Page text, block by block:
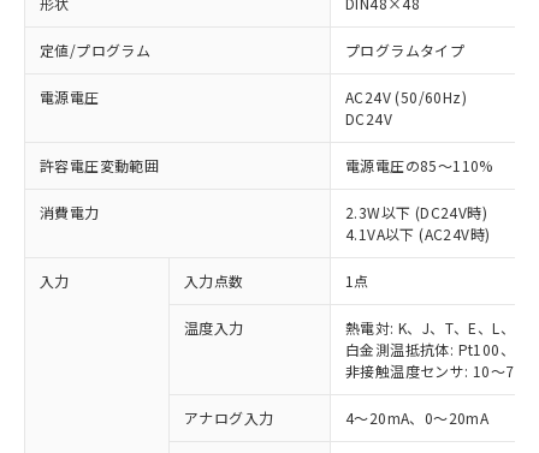
定値/プログラム プログラムタイプ
電源電圧
AC24V (50/60Hz)
DC24V
許容電圧変動範囲 電源電圧の85～110%
消費電力
2.3W以下 (DC24V時)
4.1VA以下 (AC24V時)
入力 入力点数 1点
温度入力
熱電対: K、J、T、E、L、U
白金測温抵抗体: Pt100、
非接触温度センサ: 10～
アナログ入力 4～20mA、0～20mA